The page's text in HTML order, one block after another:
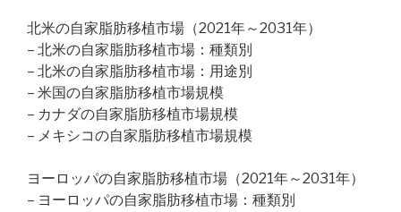
北米の自家脂肪移植市場（2021年～2031年）
– 北米の自家脂肪移植市場：種類別
– 北米の自家脂肪移植市場：用途別
– 米国の自家脂肪移植市場規模
– カナダの自家脂肪移植市場規模
– メキシコの自家脂肪移植市場規模
ヨーロッパの自家脂肪移植市場（2021年～2031年）
– ヨーロッパの自家脂肪移植市場：種類別